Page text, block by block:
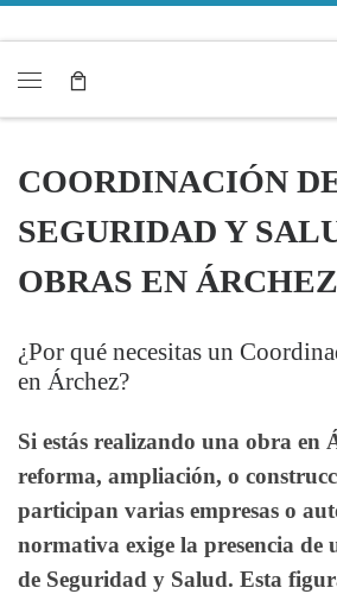
COORDINACIÓN
SEGURIDAD Y
OBRAS EN ÁRCHEZ
¿Por qué necesitas un
en Árchez?
Si estás realizando una obra en
reforma, ampliación, o
participan varias empresas o
normativa exige la presencia
de Seguridad y Salud. Esta